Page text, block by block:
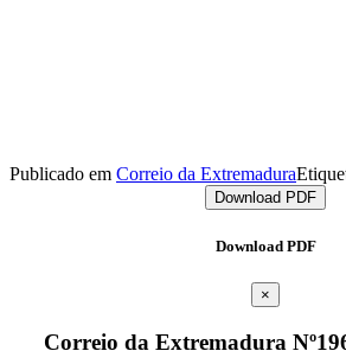
Publicado em Correio da Extremadura
Download PDF
Download PDF
×
Correio da Extremadura